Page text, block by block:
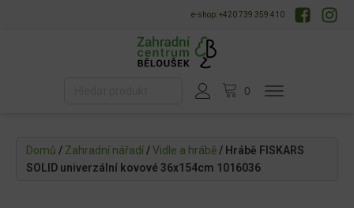
e-shop: +420 739 359 410
Domů / Zahradní nářadí/Vidle a hrábě/ Hrábě FISKARS
SOLID univerzální kovové 36x154cm 1016036